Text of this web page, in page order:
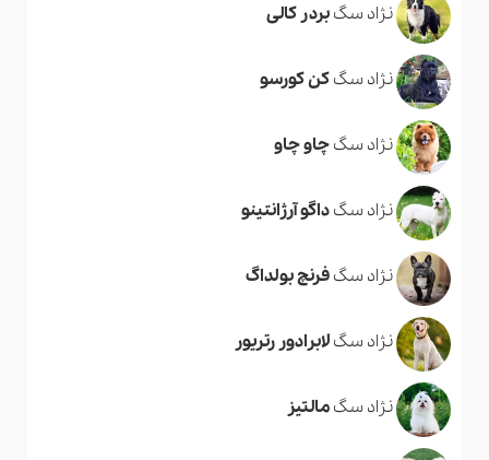
نژاد سگبردر کالی
نژاد سگکن کورسو
نژاد سگچاو چاو
نژاد سگداگو آرژانتینو
نژاد سگفرنچ بولداگ
نژاد سگلابرادور رتریور
نژاد سگمالتیز